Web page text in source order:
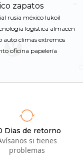
zapatos
rusia méxico lukoil
logística almacen
auto climas extremos
oficina papelería
Dias de retorno
si tienes
problemas